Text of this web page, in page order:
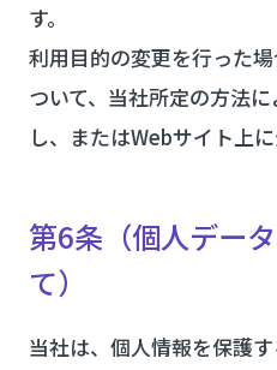
す。
利用目的の変更を行った
ついて、当社所定の方法
し、またはWebサイト上
第6条（個人デー
て）
当社は、個人情報を保護